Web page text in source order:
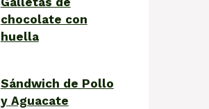
chocolate con
huella
Sándwich de Pollo
y Aguacate